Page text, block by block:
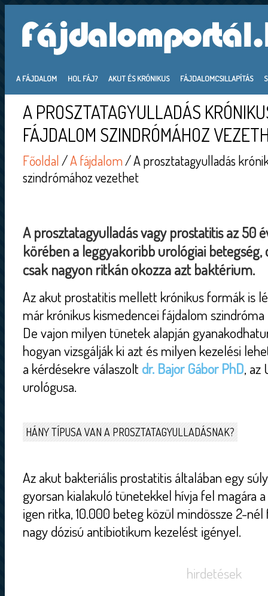
A FÁJDALOM HOL FÁJ? AKUT ÉS KRÓNIKUS FÁJDALOMCSILLAPÍTÁS
A PROSZTATAGYULLADÁS
FÁJDALOM SZINDRÓMÁHOZ
Főoldal/A fájdalom/ A prosztatagyulladás
szindrómához vezethet
A prosztatagyulladás vagy prostatitis az 50
körében a leggyakoribb urológiai betegség,
csak nagyon ritkán okozza azt baktérium.
Az akut prostatitis mellett krónikus formák is
már krónikus kismedencei fájdalom
De vajon milyen tünetek alapján
hogyan vizsgálják ki azt és milyen kezelési
a kérdésekre válaszolt dr. Bajor Gábor PhD, az
urológusa.
HÁNY TÍPUSA VAN A PROSZTATAGYULLADÁSNAK?
Az akut bakteriális prostatitis általában egy
gyorsan kialakuló tünetekkel hívja fel magára
igen ritka, 10.000 beteg közül mindössze 2-
nagy dózisú antibiotikum kezelést igényel.
hirdetések